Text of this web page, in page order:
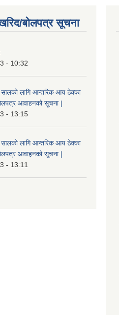
बोलपत्र सूचना
- 10:32
लागि आन्तरिक आय ठेक्का
आवाहनको सूचना |
- 13:15
लागि आन्तरिक आय ठेक्का
आवाहनको सूचना |
- 13:11